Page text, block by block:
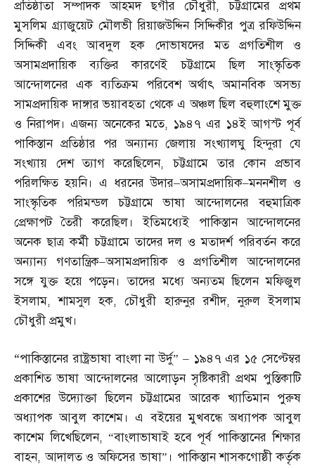
প্রতিষ্ঠাতা সম্পাদক আহমদ ছগীর চৌধুরী,চট্টগ্রামের প্রথম
মুসলিম গ্র্যাজুয়েট মৌলভী রিয়াজউদ্দিন সিদ্দিকীর পুত্র রফিউদ্দিন
সিদ্দিকী এবং আবদুল হক দোভাষদের মত প্রগতিশীল ও
অসামপ্রদায়িক ব্যক্তির কারণেই চট্টগ্রামে ছিল সাংস্কৃতিক
আন্দোলনের এক ব্যতিক্রম পরিবেশ অর্থাৎ অমানবিক অসভ্য
সামপ্রদায়িক দাঙ্গার ভয়াবহতা থেকে এ অঞ্চল ছিল বহুলাংশে মুক্ত
ও নিরাপদ। এজন্য অনেকের মতে, ১৯৪৭ এর ১৪ই আগস্ট পূর্ব
পাকিস্তান প্রতিষ্ঠার পর অন্যান্য জেলায় সংখ্যালঘু হিন্দুরা যে
সংখ্যায় দেশ ত্যাগ করেছিলেন,চট্টগ্রামে তার কোন প্রভাব
পরিলক্ষিত হয়নি। এ ধরনের উদার–অসামপ্রদায়িক–মননশীল ও
সাংস্কৃতিক পরিমন্ডল চট্টগ্রামে ভাষা আন্দোলনের বহুমাত্রিক
প্রেক্ষাপট তৈরী করেছিল। ইতিমধ্যেই পাকিস্তান আন্দোলনের
অনেক ছাত্র কর্মী চট্টগ্রামে তাদের দল ও মতাদর্শ পরিবর্তন করে
অন্যান্য গণতান্ত্রিক–অসামপ্রদায়িক ও প্রগতিশীল আন্দোলনের
সঙ্গে যুক্ত হয়ে পড়েন। তাদের মধ্যে অন্যতম ছিলেন মফিজুল
ইসলাম,শামসুল হক,চৌধুরী হারুনুর রশীদ,নুরুল ইসলাম
চৌধুরী প্রমুখ।
“পাকিস্তানের রাষ্ট্রভাষা বাংলা না উর্দু” – ১৯৪৭ এর ১৫ সেপ্টেম্বর
প্রকাশিত ভাষা আন্দোলনের আলোড়ন সৃষ্টিকারী প্রথম পুস্তিকাটি
প্রকাশের উদ্যোক্তা ছিলেন চট্টগ্রামের আরেক খ্যাতিমান পুরুষ
অধ্যাপক আবুল কাশেম। এ বইয়ের মুখবন্ধে অধ্যাপক আবুল
কাশেম লিখেছিলেন, “বাংলাভাষাই হবে পূর্ব পাকিস্তানের শিক্ষার
বাহন,আদালত ও অফিসের ভাষা”। পাকিস্তান শাসকগোষ্ঠী কর্তৃক